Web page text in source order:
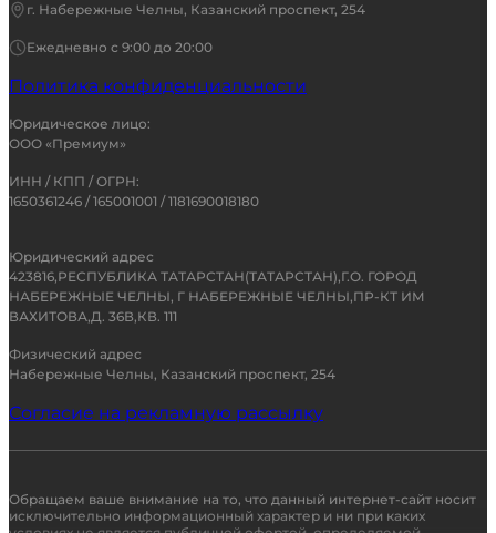
г. Набережные Челны, Казанский проспект, 254
Ежедневно с 9:00 до 20:00
Политика конфиденциальности
Юридическое лицо:
ООО «Премиум»
ИНН / КПП / ОГРН:
1650361246 / 165001001 / 1181690018180
Юридический адрес
423816,РЕСПУБЛИКА ТАТАРСТАН(ТАТАРСТАН),Г.О. ГОРОД
НАБЕРЕЖНЫЕ ЧЕЛНЫ, Г НАБЕРЕЖНЫЕ ЧЕЛНЫ,ПР-КТ ИМ
ВАХИТОВА,Д. 36В,КВ. 111
Физический адрес
Набережные Челны, Казанский проспект, 254
Согласие на рекламную рассылку
Обращаем ваше внимание на то, что данный интернет-сайт носит
исключительно информационный характер и ни при каких